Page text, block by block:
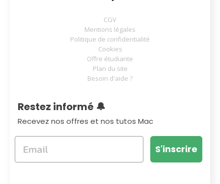
CGV
Mentions légales
Politique de confidentialité
Cookies
Offre étudiante
Plan du site
Besoin d'aide ?
Restez informé 🔔
Recevez nos offres et nos tutos Mac
S'inscrire